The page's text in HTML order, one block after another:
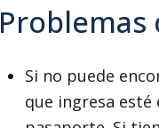
Si no puede
que ingresa